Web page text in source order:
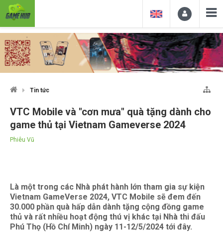
Tin tức
VTC Mobile và "cơn mưa" quà tặng dành cho
game thủ tại Vietnam Gameverse 2024
Phiêu Vũ
Là một trong các Nhà phát hành lớn tham gia sự kiện
Vietnam GameVerse 2024, VTC Mobile sẽ đem đến
30.000 phần quà hấp dẫn dành tặng cộng đồng game
thủ và rất nhiều hoạt động thú vị khác tại Nhà thi đấu
Phú Thọ (Hồ Chí Minh) ngày 11-12/5/2024 tới đây.